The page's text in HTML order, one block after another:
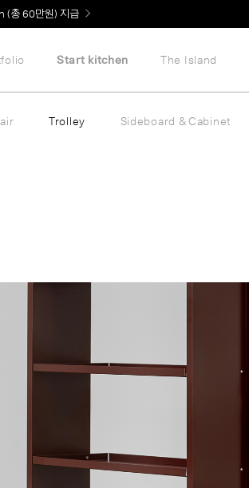
총 60만원) 지급
Start kitchen The Island
Trolley Sideboard & Cabinet